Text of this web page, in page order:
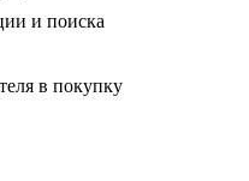
и поиска
в покупку